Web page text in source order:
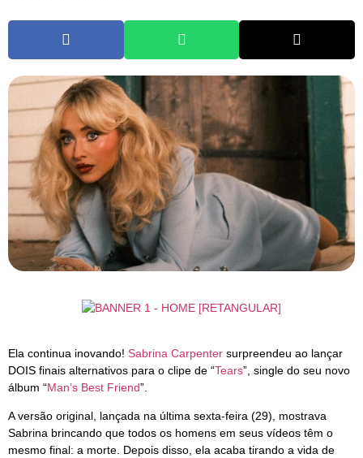
Ela continua inovando! Sabrina Carpenter surpreendeu ao lançar
DOIS finais alternativos para o clipe de “Tears”, single do seu novo
álbum “Man’s Best Friend”.
A versão original, lançada na última sexta-feira (29), mostrava
Sabrina brincando que todos os homens em seus vídeos têm o
mesmo final: a morte. Depois disso, ela acaba tirando a vida de